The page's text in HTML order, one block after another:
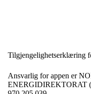
Tilgjengelighets­erklæring
Ansvarlig for appen er
ENERGIDIREKTORAT